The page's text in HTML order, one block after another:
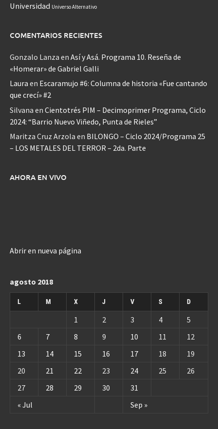
Universidad Universo Alternativo
COMENTARIOS RECIENTES
Gonzalo Lanza en Así y Asá. Programa 10. Reseña de
«Homerar» de Gabriel Galli
Laura en Escaramujo #6: Columna de historia «Fue cantando
que crecí» #2
Silvana en Cientotrés PIM – Decimoprimer Programa, Ciclo
2024: “Barrio Nuevo Viñedo, Punta de Rieles”
Maritza Cruz Arzola en BILONGO – Ciclo 2024/Programa 25
– LOS METALES DEL TERROR – 2da. Parte
AHORA EN VIVO
Abrir en nueva página
agosto 2018
L M X J V S D
« Jul Sep »
1 2 3 4
5
6
7 8 9 10 11
12
13
14 15 16 17 18
19
20
21 22 23 24 25
26
27
28 29 30 31